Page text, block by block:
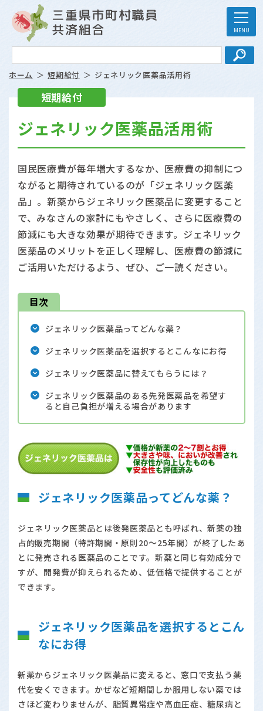
ホーム 短期給付 ジェネリック医薬品活用術
ジェネリック医薬品活用術
国民医療費が毎年増大するなか、医療費の抑制につ
ながると期待されているのが「ジェネリック医薬
品」。新薬からジェネリック医薬品に変更すること
で、みなさんの家計にもやさしく、さらに医療費の
節減にも大きな効果が期待できます。ジェネリック
医薬品のメリットを正しく理解し、医療費の節減に
ご活用いただけるよう、ぜひ、ご一読ください。
目次
ジェネリック医薬品ってどんな薬？
ジェネリック医薬品を選択するとこんなにお得
ジェネリック医薬品に替えてもらうには？
ジェネリック医薬品のある先発医薬品を希望す
ると自己負担が増える場合があります
ジェネリック医薬品ってどんな薬？
ジェネリック医薬品とは後発医薬品とも呼ばれ、新薬の独
占的販売期間（特許期間・原則20～25年間）が終了したあ
とに発売される医薬品のことです。新薬と同じ有効成分で
すが、開発費が抑えられるため、低価格で提供することが
できます。
ジェネリック医薬品を選択するとこん
なにお得
新薬からジェネリック医薬品に変えると、窓口で支払う薬
代を安くできます。かぜなど短期間しか服用しない薬では
さほど変わりませんが、脂質異常症や高血圧症、糖尿病と
短期給付